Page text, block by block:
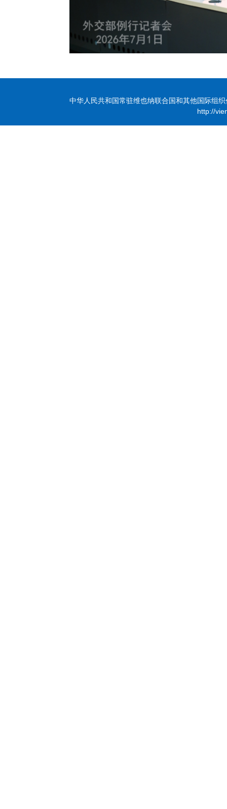
中华人民共和国常驻维也纳联合国和其他国际组
http://